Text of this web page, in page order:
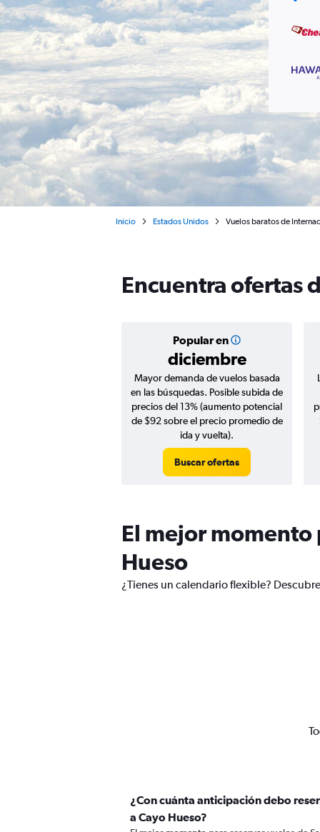
Inicio Estados Unidos Vuelos baratos de
Encuentra ofertas
Popular en
diciembre
Mayor demanda de vuelos basada
en las búsquedas. Posible subida de
precios del 13% (aumento potencial
de $92 sobre el precio promedio de
ida y vuelta).
Buscar ofertas
El mejor momento
Hueso
¿Tienes un calendario flexible?
¿Con cuánta anticipación debo
a Cayo Hueso?